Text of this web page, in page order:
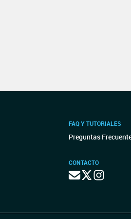
FAQ Y TUTORIALES
Preguntas
CONTACTO